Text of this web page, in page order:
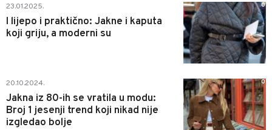
23.01.2025.
I lijepo i praktično: Jakne i kaputa
koji griju, a moderni su
0
20.10.2024.
Jakna iz 80-ih se vratila u modu:
Broj 1 jesenji trend koji nikad nije
izgledao bolje
0